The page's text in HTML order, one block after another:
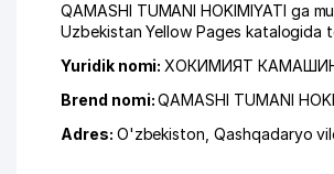
QAMASHI TUMANI HOKIMIYATI ga
Uzbekistan Yellow Pages katalogida
Yuridik nomi:ХОКИМИЯТ
Brend nomi:QAMASHI TUMANI
Adres: O'zbekiston,Qashqadaryo